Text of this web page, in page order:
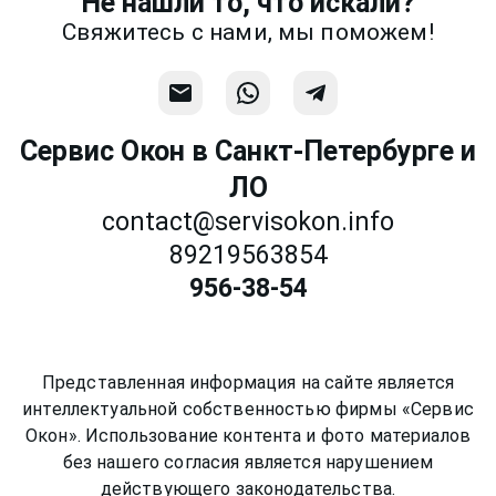
Связаться
Свяжитесь с нами, мы поможем!
Сервис Окон в Санкт-Петербурге и
ЛО
contact@servisokon.info
89219563854
956-38-54
Представленная информация на сайте является
интеллектуальной собственностью фирмы «Сервис
Окон». Использование контента и фото материалов
без нашего согласия является нарушением
действующего законодательства.